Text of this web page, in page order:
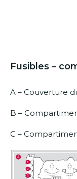
Fusibles –
A – Couverture
B –
C –